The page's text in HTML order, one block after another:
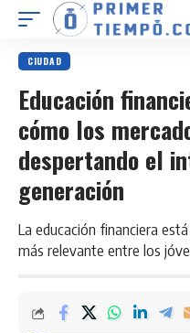
CIUDAD
Educación
cómo los
despertando el
generación
La educación financiera
más relevante entre los